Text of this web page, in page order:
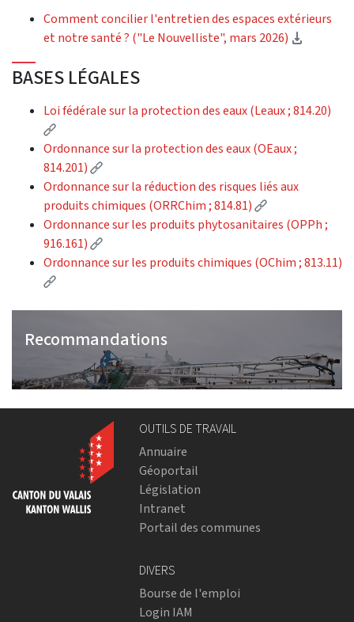
Comment concilier l'entretien des espaces extérieurs
et notre santé ? ("Le Nouvelliste", mars 2026)
BASES LÉGALES
Loi fédérale sur la protection des eaux (Leaux ; 814.20)
(External link)
Ordonnance sur la protection des eaux (OEaux ;
814.201)
(External link)
Ordonnance sur la réduction des risques liés aux
produits chimiques (ORRChim ; 814.81)
(External link)
Ordonnance sur les produits phytosanitaires (OPPh ;
916.161)
(External link)
Ordonnance sur les produits chimiques (OChim ; 813.11)
(External link)
Recommandations
OUTILS DE TRAVAIL
Annuaire
Géoportail
Législation
Intranet
Portail des communes
DIVERS
Bourse de l'emploi
Login IAM